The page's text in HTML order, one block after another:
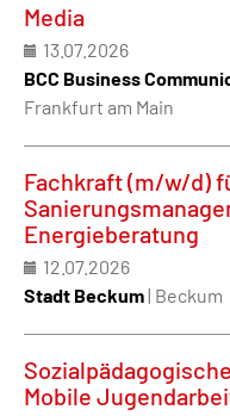
Media
13.07.2026
BCC Business
Frankfurt am Main
Fachkraft (m/w/d)
Energieberatung
12.07.2026
Stadt Beckum| Beckum
Mobile